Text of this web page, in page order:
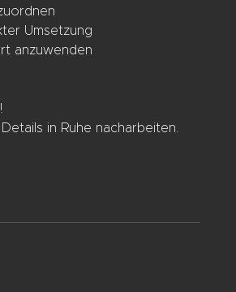
Umsetzung
anzuwenden
in Ruhe nacharbeiten.